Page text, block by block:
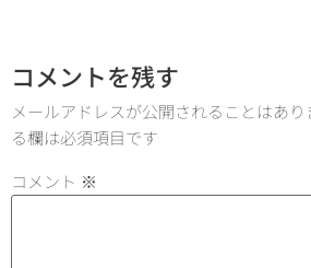
コメントを残す
メールアドレスが公開されることはあり
る欄は必須項目です
コメント ※